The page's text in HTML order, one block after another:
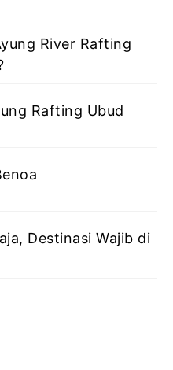
River Rafting
Rafting Ubud
Destinasi Wajib di